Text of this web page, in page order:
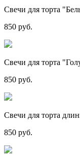
Свечи для торта
850 руб.
Свечи для торта
850 руб.
Свечи для торта
850 руб.